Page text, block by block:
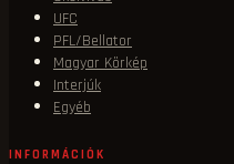
UFC
PFL/Bellator
Magyar Körkép
Interjúk
Egyéb
INFORMÁCIÓK